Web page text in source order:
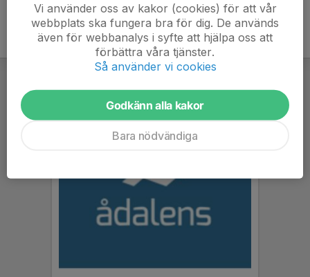
Vi använder oss av kakor (cookies) för att vår
webbplats ska fungera bra för dig. De används
även för webbanalys i syfte att hjälpa oss att
förbättra våra tjänster.
Så använder vi cookies
Godkänn alla kakor
Bara nödvändiga